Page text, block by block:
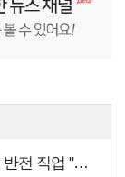
"얼마 전…"